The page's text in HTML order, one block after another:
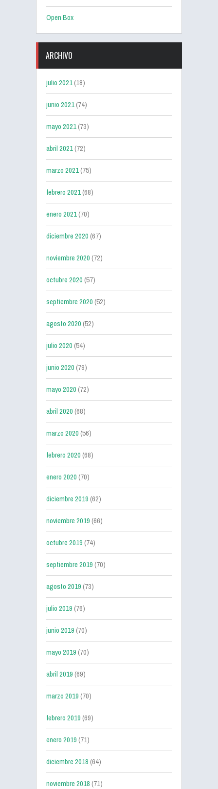
Open Box
ARCHIVO
julio 2021(18)
junio 2021(74)
mayo 2021(73)
abril 2021(72)
marzo 2021(75)
febrero 2021(68)
enero 2021(70)
diciembre 2020(67)
noviembre 2020(72)
octubre 2020(57)
septiembre 2020(52)
agosto 2020(52)
julio 2020(54)
junio 2020(79)
mayo 2020(72)
abril 2020(68)
marzo 2020(56)
febrero 2020(68)
enero 2020(70)
diciembre 2019(62)
noviembre 2019(66)
octubre 2019(74)
septiembre 2019(70)
agosto 2019(73)
julio 2019(76)
junio 2019(70)
mayo 2019(70)
abril 2019(69)
marzo 2019(70)
febrero 2019(69)
enero 2019(71)
diciembre 2018(64)
noviembre 2018(71)